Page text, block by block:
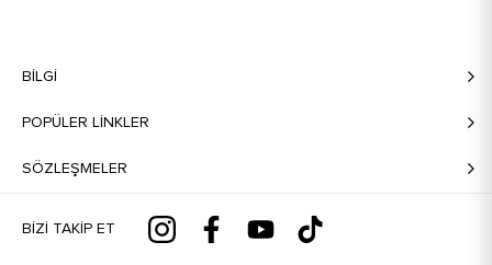
BILGI
POPÜLER LİNKLER
SÖZLEŞMELER
BIZI TAKIP ET